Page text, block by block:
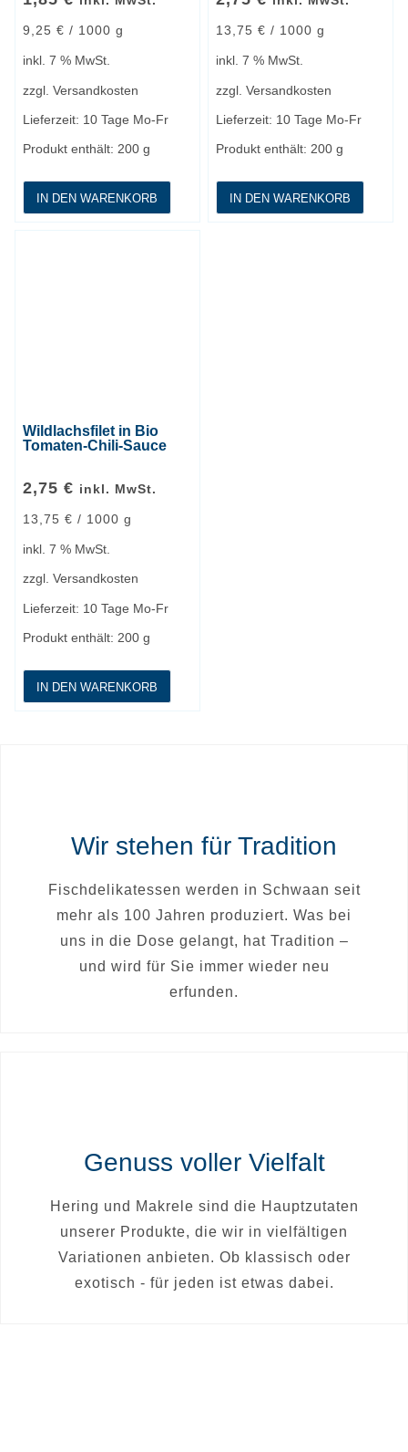
9,25 € / 1000 g
inkl. 7 % MwSt.
zzgl. Versandkosten
Lieferzeit: 10 Tage Mo-Fr
Produkt enthält: 200 g
IN DEN WARENKORB
13,75 € / 1000 g
inkl. 7 % MwSt.
zzgl. Versandkosten
Lieferzeit: 10 Tage Mo-Fr
Produkt enthält: 200 g
IN DEN WARENKORB
Wildlachsfilet in Bio
Tomaten-Chili-Sauce
2,75 € inkl. MwSt.
13,75 € / 1000 g
inkl. 7 % MwSt.
zzgl. Versandkosten
Lieferzeit: 10 Tage Mo-Fr
Produkt enthält: 200 g
IN DEN WARENKORB
Wir stehen für Tradition
Fischdelikatessen werden in Schwaan seit
mehr als 100 Jahren produziert. Was bei
uns in die Dose gelangt, hat Tradition –
und wird für Sie immer wieder neu
erfunden.
Genuss voller Vielfalt
Hering und Makrele sind die Hauptzutaten
unserer Produkte, die wir in vielfältigen
Variationen anbieten. Ob klassisch oder
exotisch - für jeden ist etwas dabei.